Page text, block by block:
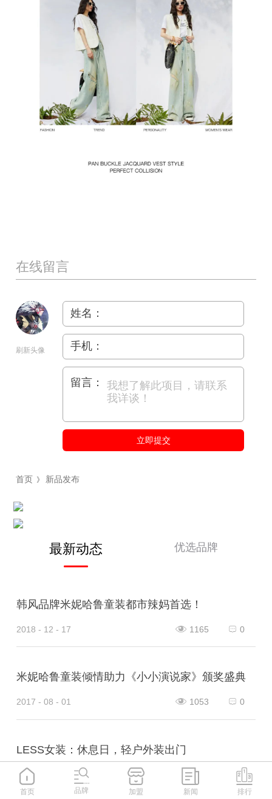
在线留言
刷新头像
姓名：
手机：
留言：
立即提交
首页 》 新品发布
最新动态 优选品牌
韩风品牌米妮哈鲁童装都市辣妈首选！
2018 - 12 - 17 0
1165
米妮哈鲁童装倾情助力《小小演说家》颁奖盛典
2017 - 08 - 01 0
1053
LESS女装：休息日，轻户外装出门
2024 - 03 - 29 0
1126
首页 品牌 加盟 新闻 排行